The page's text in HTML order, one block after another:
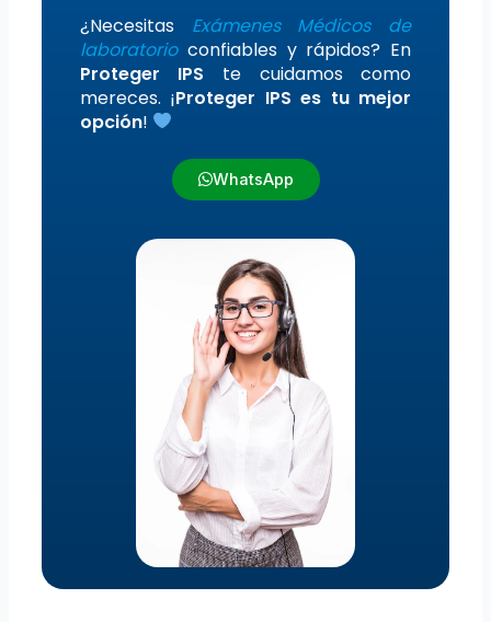
¿Necesitas Exámenes Médicos de
laboratorioconfiables y rápidos? En
Proteger IPS te cuidamos como
mereces. ¡Proteger IPS es tu mejor
opción!
WhatsApp